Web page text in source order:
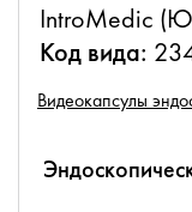
IntroMedic
Код вида:
Видеокапсулы